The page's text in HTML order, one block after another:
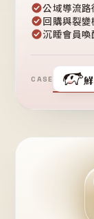
公域導流路
回購與裂變
沉睡會員喚
CASE